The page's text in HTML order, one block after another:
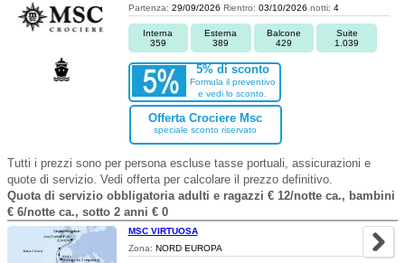
Partenza: 29/09/2026 Rientro: 03/10/2026 notti: 4
Interna
359
Esterna
389
Balcone
429
Suite
1.039
5% di sconto
Formula il preventivo
e vedi lo sconto.
Offerta Crociere Msc
speciale sconto riservato
Tutti i prezzi sono per persona escluse tasse portuali, assicurazioni e
quote di servizio. Vedi offerta per calcolare il prezzo definitivo.
Quota di servizio obbligatoria adulti e ragazzi € 12/notte ca., bambini
€ 6/notte ca., sotto 2 anni € 0
MSC VIRTUOSA
Zona: NORD EUROPA